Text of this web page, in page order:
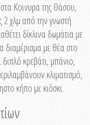
Κοινυρα της Θάσου,
χλμ από την γνωστή
δίκλινα δωμάτια με
με θέα στο
κρεβάτι, μπάνιο,
κλιματισμό,
κήπο με κιόσκι.